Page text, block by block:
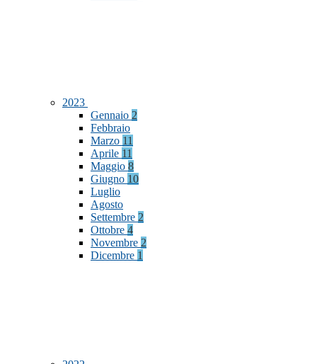
2023
Gennaio 2
Febbraio
Marzo 11
Aprile 11
Maggio 8
Giugno 10
Luglio
Agosto
Settembre 2
Ottobre 4
Novembre 2
Dicembre 1